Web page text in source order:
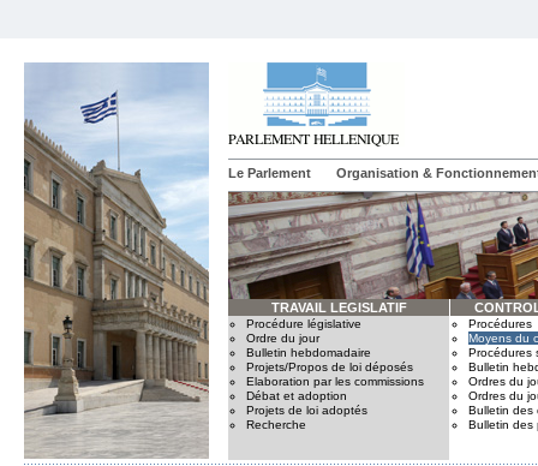
Le Parlement Organisation &
TRAVAIL LEGISLATIF
Procédure législative
Ordre du jour
Bulletin hebdomadaire
Projets/Propos de loi déposés
Elaboration par les commissions
Débat et adoption
Projets de loi adoptés
Recherche
Procédures
Moyens du
Procédures
Bulletin
Ordres du
Ordres du
Bulletin des
Bulletin des